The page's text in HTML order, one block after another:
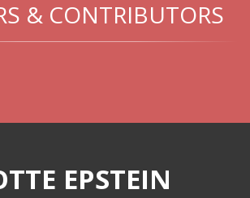
& CONTRIBUTORS
EPSTEIN